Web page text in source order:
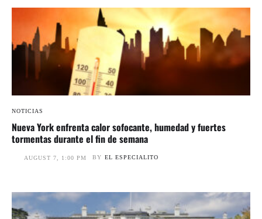
NOTICIAS
Nueva York enfrenta calor sofocante, humedad y fuertes
tormentas durante el fin de semana
AUGUST 7, 1:00 PM BY EL ESPECIALITO